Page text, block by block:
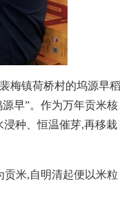
梅镇荷桥村的坞源早稻
早”。作为万年贡米核
浸种、恒温催芽,再移栽
贡米,自明清起便以米粒